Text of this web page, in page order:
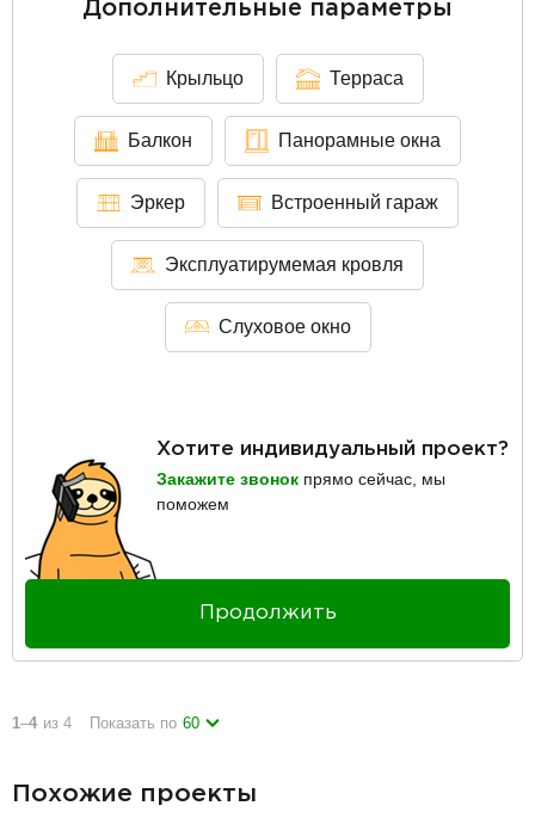
Дополнительные параметры
Крыльцо Терраса
Балкон Панорамные окна
Эркер Встроенный гараж
Эксплуатирумемая кровля
Слуховое окно
Хотите индивидуальный проект?
Закажите звонок прямо сейчас, мы
поможем
Продолжить
1–4 из 4 Показать по 60
Похожие проекты